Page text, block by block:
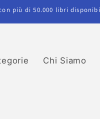
più di 50.000 libri
Chi Siamo